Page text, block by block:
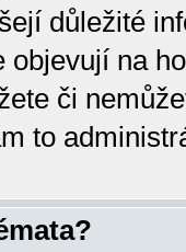
důležité
objevují na
či
to